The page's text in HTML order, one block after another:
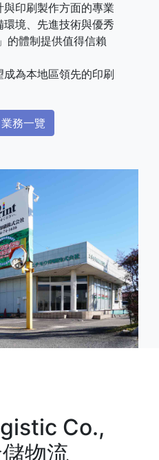
印刷製作方面的專業
境、先進技術與優秀
的體制提供值得信賴
為本地區領先的印刷
業務一覽
Co.,
物流